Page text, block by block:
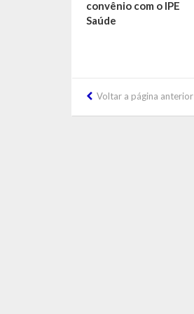
convênio com o IPE
Saúde
Voltar a página anterior